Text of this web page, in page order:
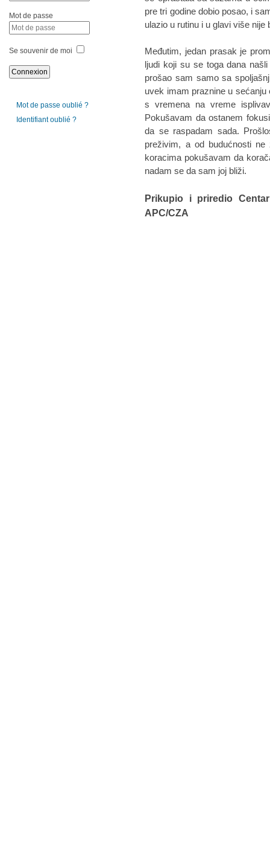
pre tri godine dobio posao, i
ulazio u rutinu i u glavi više
Međutim, jedan prasak je
ljudi koji su se toga dana
prošao sam samo sa
uvek imam praznine u
s vremena na vreme
Pokušavam da ostanem
da se raspadam sada.
preživim, a od budućnosti
koracima pokušavam da
nadam se da sam joj bliži.
Prikupio i priredio
APC/CZA
Mot de passe
Se souvenir de moi
Mot de passe oublié ?
Identifiant oublié ?